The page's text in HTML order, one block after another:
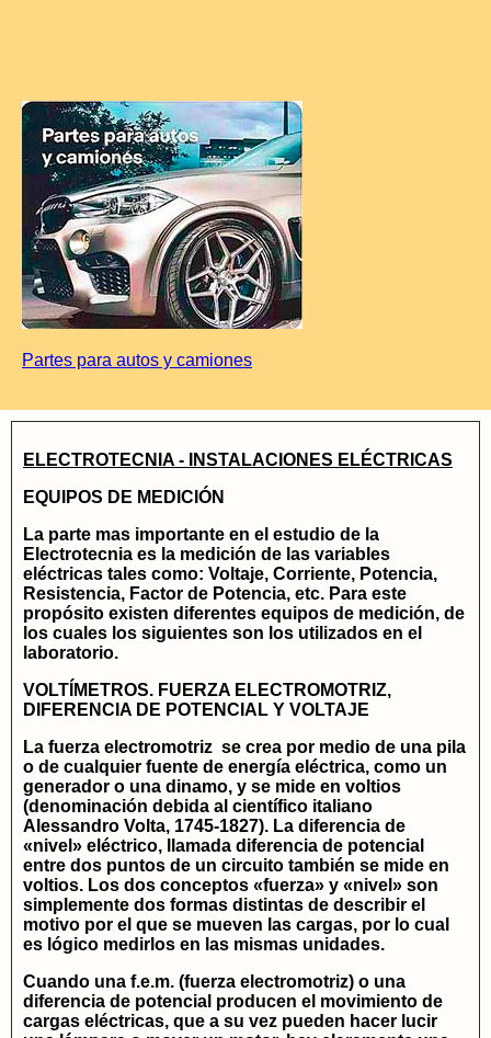
Partes para autos y camiones
ELECTROTECNIA - INSTALACIONES ELÉCTRICAS
EQUIPOS DE MEDICIÓN
La parte mas importante en el estudio de la
Electrotecnia es la medición de las variables
eléctricas tales como: Voltaje, Corriente, Potencia,
Resistencia, Factor de Potencia, etc. Para este
propósito existen diferentes equipos de medición, de
los cuales los siguientes son los utilizados en el
laboratorio.
VOLTÍMETROS. FUERZA ELECTROMOTRIZ,
DIFERENCIA DE POTENCIAL Y VOLTAJE
La fuerza electromotriz se crea por medio de una pila
o de cualquier fuente de energía eléctrica, como un
generador o una dinamo, y se mide en voltios
(denominación debida al científico italiano
Alessandro Volta, 1745-1827). La diferencia de
«nivel» eléctrico, llamada diferencia de potencial
entre dos puntos de un circuito también se mide en
voltios. Los dos conceptos «fuerza» y «nivel» son
simplemente dos formas distintas de describir el
motivo por el que se mueven las cargas, por lo cual
es lógico medirlos en las mismas unidades.
Cuando una f.e.m. (fuerza electromotriz) o una
diferencia de potencial producen el movimiento de
cargas eléctricas, que a su vez pueden hacer lucir